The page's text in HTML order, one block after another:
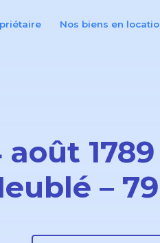
Nos biens en
août
–